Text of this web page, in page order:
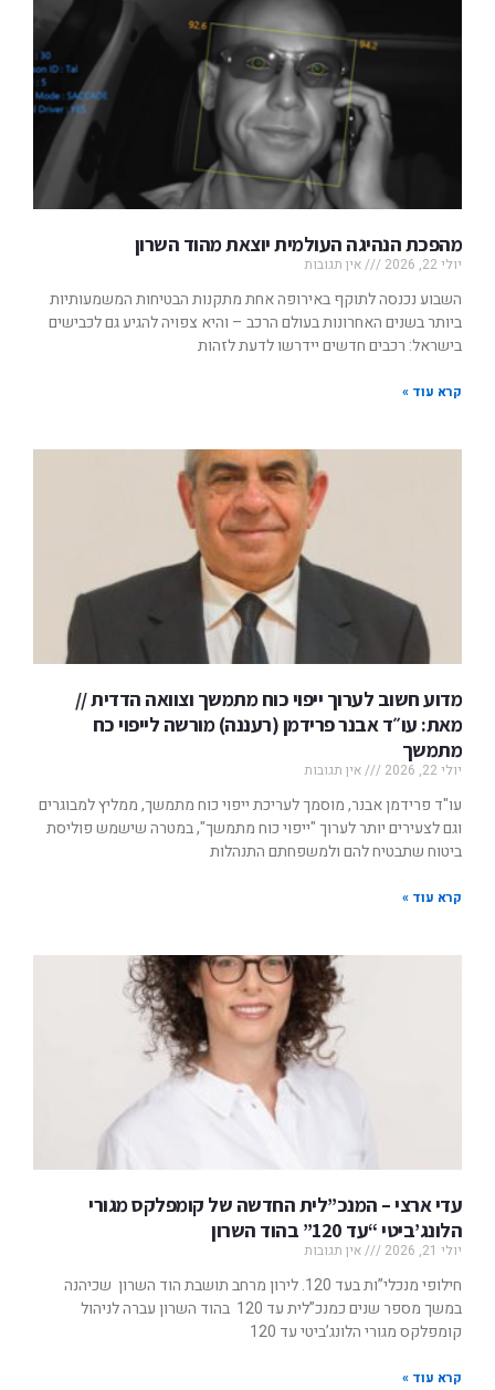
מהפכת הנהיגה העולמית יוצאת מהוד השרון
יולי 22, 2026 אין תגובות
השבוע נכנסה לתוקף באירופה אחת מתקנות הבטיחות המשמעותיות
ביותר בשנים האחרונות בעולם הרכב – והיא צפויה להגיע גם לכבישים
בישראל: רכבים חדשים יידרשו לדעת לזהות
קרא עוד »
מדוע חשוב לערוך ייפוי כוח מתמשך וצוואה הדדית //
מאת: עו״ד אבנר פרידמן (רעננה) מורשה לייפוי כח
מתמשך
יולי 22, 2026 אין תגובות
עו"ד פרידמן אבנר, מוסמך לעריכת ייפוי כוח מתמשך, ממליץ למבוגרים
וגם לצעירים יותר לערוך "ייפוי כוח מתמשך", במטרה שישמש פוליסת
ביטוח שתבטיח להם ולמשפחתם התנהלות
קרא עוד »
עדי ארצי – המנכ”לית החדשה של קומפלקס מגורי
הלונג’ביטי “עד 120” בהוד השרון
יולי 21, 2026 אין תגובות
חילופי מנכלי”ות בעד 120. לירון מרחב תושבת הוד השרון שכיהנה
במשך מספר שנים כמנכ”לית עד 120 בהוד השרון עברה לניהול
קומפלקס מגורי הלונג’ביטי עד 120
קרא עוד »